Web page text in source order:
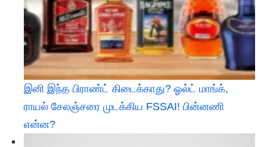
இனி இந்த பிராண்ட் கிடைக்காது? ஓல்ட் மாங்க்,
ராயல் சேலஞ்சரை முடக்கிய FSSAI! பின்னணி
என்ன?